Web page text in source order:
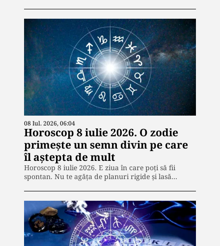
08 Iul. 2026, 06:04
Horoscop 8 iulie 2026. O zodie
primește un semn divin pe care
îl aștepta de mult
Horoscop 8 iulie 2026. E ziua în care poți să fii
spontan. Nu te agăța de planuri rigide și lasă…